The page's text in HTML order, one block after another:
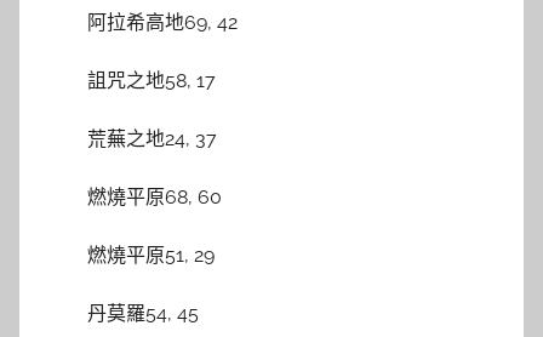
阿拉希高地69, 42
詛咒之地58, 17
荒蕪之地24, 37
燃燒平原68, 60
燃燒平原51, 29
丹莫羅54, 45